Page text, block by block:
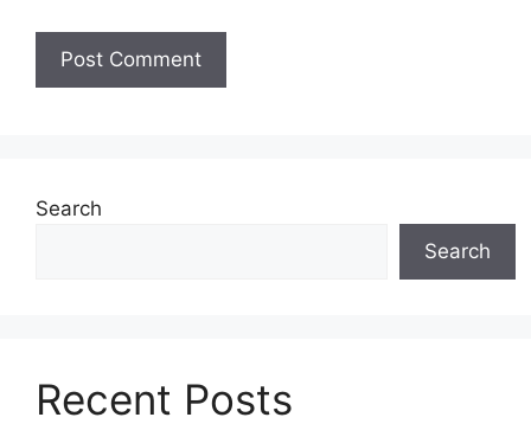
Search
Search
Recent Posts